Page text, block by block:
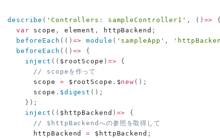
describe ( 'Controllers: sampleController1' , ( ) =>
var scope , element , httpBackend ;
beforeEach ( ( ) => module ( 'sampleApp' ,
beforeEach ( ( ) =>
{
inject ( ( $rootScope ) =>
{
// scopeを作って
      scope
= $rootScope . $new ( ) ;
      scope
. $digest ( ) ;
} ) ;
inject ( ( $httpBackend ) =>
{
// $httpBackendへの参照を取得して
      httpBackend
= $httpBackend ;